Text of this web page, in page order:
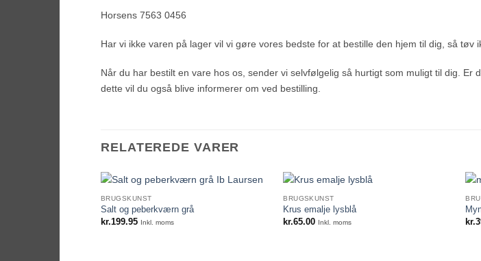
Horsens 7563 0456
Har vi ikke varen på lager vil vi gøre vores bedste for at bestille den hjem til dig, så tøv
Når du har bestilt en vare hos os, sender vi selvfølgelig så hurtigt som muligt til dig.
dette vil du også blive informerer om ved bestilling.
RELATEREDE VARER
BRUGSKUNST
Salt og peberkværn grå
kr.199.95 Inkl. moms
BRUGSKUNST
Krus emalje lysblå
kr.65.00 Inkl. moms
kr.